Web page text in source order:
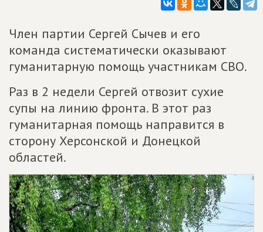
Член партии Сергей Сычев и его
команда систематически оказывают
гуманитарную помощь участникам СВО.
Раз в 2 недели Сергей отвозит сухие
супы на линию фронта. В этот раз
гуманитарная помощь направится в
сторону Херсонской и Донецкой
областей.